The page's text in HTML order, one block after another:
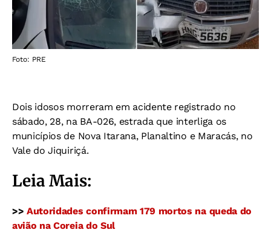
Foto: PRE
Dois idosos morreram em acidente registrado no
sábado, 28, na BA-026, estrada que interliga os
municípios de Nova Itarana, Planaltino e Maracás, no
Vale do Jiquiriçá.
Leia Mais:
>>Autoridades confirmam 179 mortos na queda do
avião na Coreia do Sul